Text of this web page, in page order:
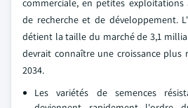
commerciale, en petites
de recherche et de développement.
détient la taille du marché de 3,1
devrait connaître une croissance plus
2034.
Les variétés de semences